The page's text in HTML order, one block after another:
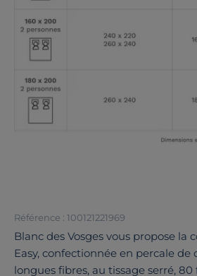
Référence : 100121221969
Blanc des Vosges vous propose la
Easy, confectionnée en percale de
longues fibres, au tissage serré,